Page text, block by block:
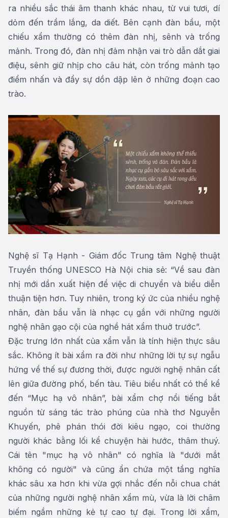
ra nhiều sắc thái âm thanh khác nhau, từ vui tươi, dí
dỏm đến trầm lắng, da diết. Bên cạnh đàn bầu, một
chiếu xẩm thường có thêm đàn nhị, sênh và trống
mảnh. Trong đó, đàn nhị đảm nhận vai trò dẫn dắt giai
điệu, sênh giữ nhịp cho câu hát, còn trống mảnh tạo
điểm nhấn và đẩy sự dồn dập lên ở những đoạn cao
trào.
Nghệ sĩ Tạ Hạnh - Giám đốc Trung tâm Nghệ thuật
Truyền thống UNESCO Hà Nội chia sẻ: “Về sau đàn
nhị mới dần xuất hiện để việc di chuyển và biểu diễn
thuận tiện hơn. Tuy nhiên, trong ký ức của nhiều nghệ
nhân, đàn bầu vẫn là nhạc cụ gắn với những người
nghệ nhân gạo cội của nghề hát xẩm thuở trước”.
Đặc trưng lớn nhất của xẩm vẫn là tính hiện thực sâu
sắc. Không ít bài xẩm ra đời như những lời tự sự ngẫu
hứng về thế sự đương thời, được người nghệ nhân cất
lên giữa đường phố, bến tàu. Tiêu biểu nhất có thể kể
đến “Mục hạ vô nhân”, bài xẩm chợ nổi tiếng bắt
nguồn từ sáng tác trào phúng của nhà thơ Nguyễn
Khuyến, phê phán thói đời kiêu ngạo, coi thường
người khác bằng lối kể chuyện hài hước, thâm thuý.
Cái tên "mục hạ vô nhân" có nghĩa là "dưới mắt
không có người" và cũng ẩn chứa một tầng nghĩa
khác sâu xa hơn khi vừa gợi nhắc đến nỗi chua chát
của những người nghệ nhân xẩm mù, vừa là lời châm
biếm ngầm những kẻ tự cao tự đại. Trong lời xẩm,